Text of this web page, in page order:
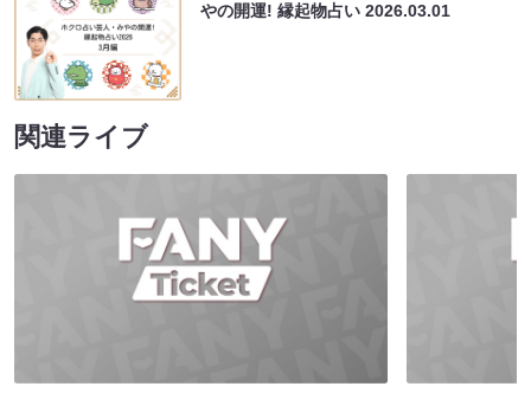
やの開運! 縁起物占い2026.03.01
関連ライブ